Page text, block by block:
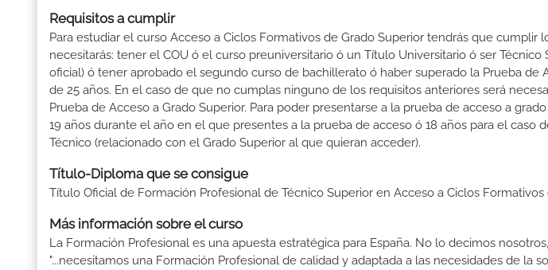
Requisitos a cumplir
Para estudiar el curso Acceso a Ciclos Formativos de Grado Superior tendrás que cumplir
necesitarás: tener el COU ó el curso preuniversitario ó un Título Universitario ó ser Técnico
oficial) ó tener aprobado el segundo curso de bachillerato ó haber superado la Prueba de
de 25 años. En el caso de que no cumplas ninguno de los requisitos anteriores será
Prueba de Acceso a Grado Superior. Para poder presentarse a la prueba de acceso a
19 años durante el año en el que presentes a la prueba de acceso ó 18 años para el caso
Técnico (relacionado con el Grado Superior al que quieran acceder).
Título-Diploma que se consigue
Título Oficial de Formación Profesional de Técnico Superior en Acceso a Ciclos
Más información sobre el curso
La Formación Profesional es una apuesta estratégica para España. No lo decimos
"...necesitamos una Formación Profesional de calidad y adaptada a las necesidades de la